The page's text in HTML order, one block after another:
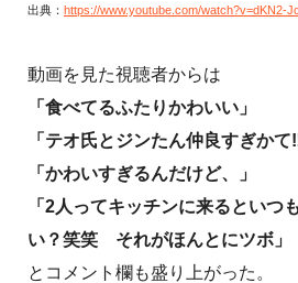
出典： https://www.youtube.com/watch?v=dKN2-
動画を見た視聴者からは
「食べてるふたりかわいい」
「テオ氏とジンたん仲良すぎかて‼️
「かわいすぎるんだけど、」
「2人ってキッチンに来るといつ
い？笑笑 それがほんとにツボ」
とコメント欄も盛り上がった。